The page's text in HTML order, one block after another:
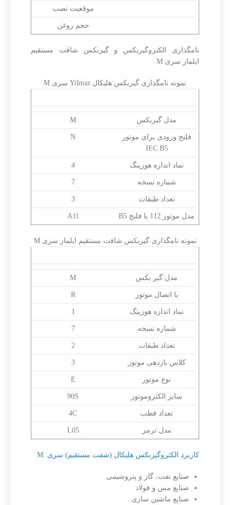
موقعیت نصب
حجم روغن
نامگذاری الکتروگیربکس و گیربکس شافت مستقیم
ایلماز سری M
نمونه نامگذاری گیربکس هلیکال Yilmaz سری M
مدل گیربکس M
فلنج ورودی برای موتور
IEC B5
N
نماد اندازه هوزینگ 4
شماره نسخه 7
تعداد طبقات 3
مدل موتور 112 با فلنج B5 A11
نمونه نامگذاری گیربکس شافت مستقیم ایلماز سری M
مدل گیر بکس M
با اتصال موتور R
نماد اندازه هوزینگ 1
شماره نسخه 7
تعداد طبقات 2
کلاس بازدهی موتور 3
نوع موتور E
سایز الکتروموتور 90S
تعداد قطب 4C
مدل ترمز L05
کاربرد الکتروگیربکس هلیکال (شفت مستقیم) سری M
صنایع نفت، گاز و پتروشیمی
صنایع مس و فولاد
صنایع ماشین سازی